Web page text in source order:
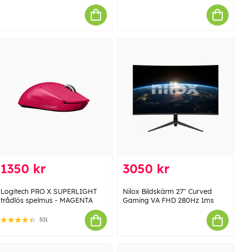
1350 kr
Logitech PRO X SUPERLIGHT
trådlös spelmus - MAGENTA
501
3050 kr
Nilox Bildskärm 27" Curved
Gaming VA FHD 280Hz 1ms